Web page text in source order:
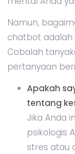
Namun,
chatbot adalah
Cobalah
pertanyaan
Apakah
tentang
Jika Anda
psikologis
stres atau